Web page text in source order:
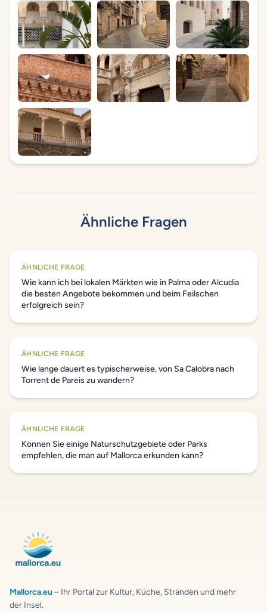
Ähnliche Fragen
ÄHNLICHE FRAGE
Wie kann ich bei lokalen Märkten wie in Palma oder Alcudia
die besten Angebote bekommen und beim Feilschen
erfolgreich sein?
ÄHNLICHE FRAGE
Wie lange dauert es typischerweise, von Sa Calobra nach
Torrent de Pareis zu wandern?
ÄHNLICHE FRAGE
Können Sie einige Naturschutzgebiete oder Parks
empfehlen, die man auf Mallorca erkunden kann?
Mallorca.eu – Ihr Portal zur Kultur, Küche, Stränden und mehr
der Insel.